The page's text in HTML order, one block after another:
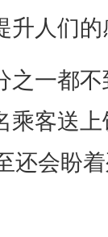
升人们
之一都
乘客送
还会盼